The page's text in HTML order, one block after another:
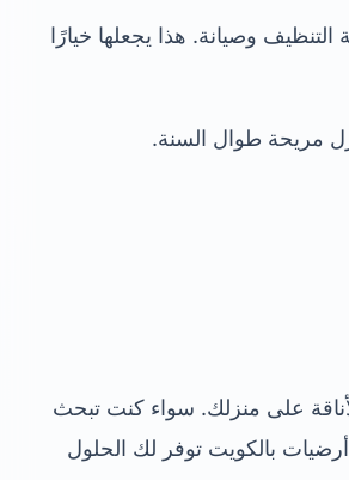
التنظيف وصيانة. هذا يجعلها خيارًا
مريحة طوال السنة.
على منزلك. سواء كنت تبحث
بالكويت توفر لك الحلول